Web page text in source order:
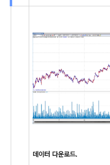
데이터 다운로드.